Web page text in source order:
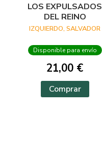
LOS EXPULSADOS
DEL REINO
IZQUIERDO, SALVADOR
Disponible para envío
21,00 €
Comprar